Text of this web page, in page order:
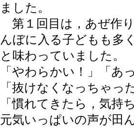
ました。
第１回目は，あぜ作
んぼに入る子どもも多
と味わっていました。
「やわらかい！」「あ
「抜けなくなっちゃっ
「慣れてきたら，気持
元気いっぱいの声が田